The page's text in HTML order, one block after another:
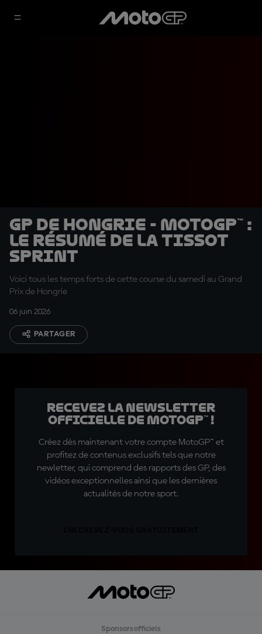
GP de Hongrie - MotoGP™ :
le résumé de la Tissot
Sprint
Voici tous les temps forts de cette course du samedi au Grand
Prix de Hongrie
06 juin 2026
PARTAGER
Recevez la Newsletter
officielle de MotoGP™ !
Créez dès maintenant votre compte MotoGP™ et
profitez de contenus exclusifs tels que notre
newletter, qui comprend des rapports des GP, des
vidéos exceptionnelles ainsi que les dernières
actualités de notre sport.
Sponsors officiels